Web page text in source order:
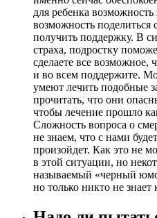
для ребенка возможность
возможность
получить поддержку. В
страха, подростку
сделаете все возможное,
и во всем поддержите.
умеют лечить подобные
прочитать, что они
чтобы лечение прошло
Сложность вопроса о
не знаем, что с нами
произойдет. Как это не
в этой ситуации, но
называемый «черный
но только никто не знает